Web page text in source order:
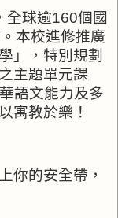
全球逾160個國
本校進修推廣
」，特別規劃
主題單元課
語文能力及多
寓教於樂！
你的安全帶，